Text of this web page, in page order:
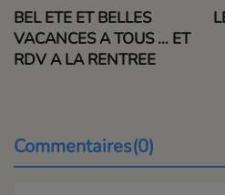
BEL ETE ET BELLES
VACANCES A TOUS … ET
RDV A LA RENTREE
Commentaires(0)